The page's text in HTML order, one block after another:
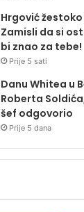
Hrgović
Zamisli da si
bi znao za tebe!
Prije 5 sati
Danu Whitea u
Roberta
šef odgovorio
Prije 5 dana